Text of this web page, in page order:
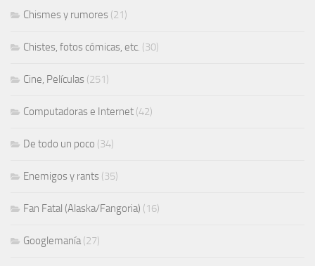
Chismes y rumores (21)
Chistes, fotos cómicas, etc. (30)
Cine, Películas (251)
Computadoras e Internet (42)
De todo un poco (34)
Enemigos y rants (35)
Fan Fatal (Alaska/Fangoria) (16)
Googlemanía(27)